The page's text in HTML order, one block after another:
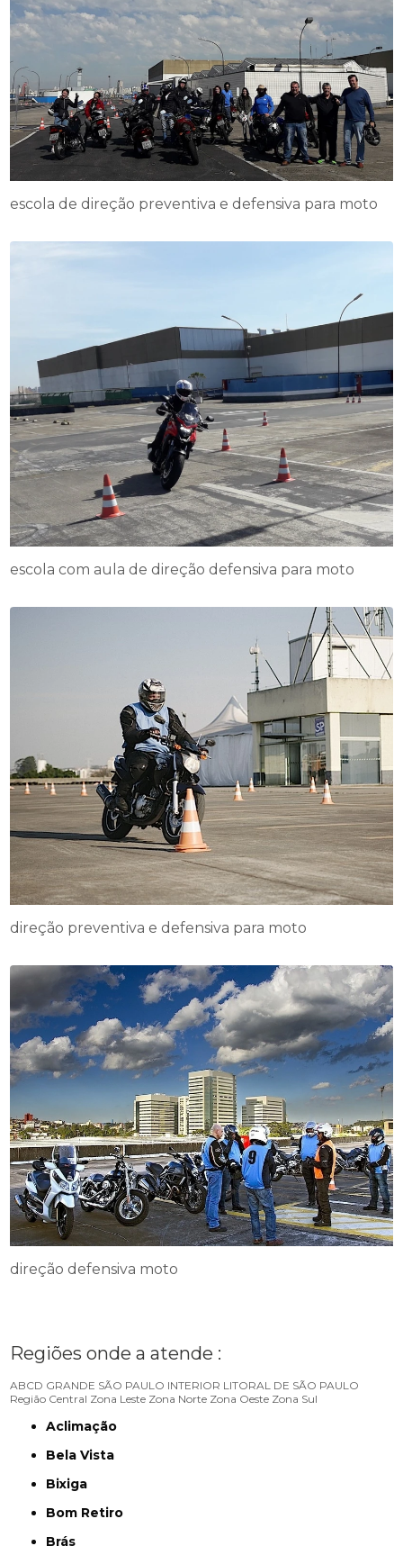
escola de direção preventiva e defensiva para moto
escola com aula de direção defensiva para moto
direção preventiva e defensiva para moto
direção defensiva moto
Regiões onde a atende :
ABCD GRANDE SÃO PAULO INTERIOR LITORAL DE SÃO PAULO
Região Central Zona Leste Zona Norte Zona Oeste Zona Sul
Aclimação
Bela Vista
Bixiga
Bom Retiro
Brás